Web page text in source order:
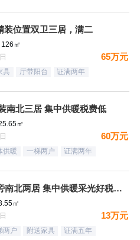
装位置双卫三居，满二
㎡
65万元
具 厅带阳台 证满两年
南北三居 集中供暖税费低
㎡
60万元
供暖 一梯两户 证满两年
12万买二中旁南北两居 集中供暖采光好税费低
㎡
13万元
两户 附送家具 证满五年